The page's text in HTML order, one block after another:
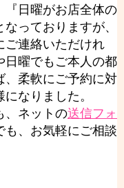
『日曜がお店全体の
っておりますが、
ご連絡いただけれ
日曜でもご本人の都
、柔軟にご予約に対
なりました。
、ネットの送信フォ
も、お気軽にご相談